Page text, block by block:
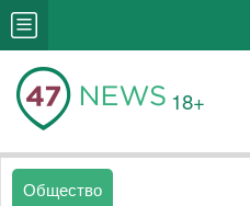
18+
Общество